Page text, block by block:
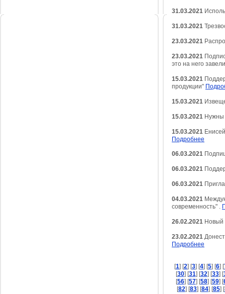
31.03.2021
31.03.2021
23.03.2021
23.03.2021
это на него
15.03.2021
продукции"
15.03.2021
15.03.2021 Нужны
15.03.2021
Подробнее
06.03.2021
06.03.2021
06.03.2021
04.03.2021
современность" .
26.02.2021 Новый
23.02.2021
Подробнее
[1] [2] [3] [4] [5] [6] [
[30] [31] [32] [33] [
[56] [57] [58] [59] [
[82] [83] [84] [85] [